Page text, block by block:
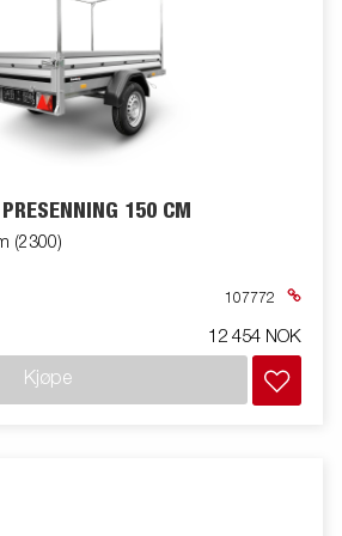
150 CM
(2300)
107772
12 454 NOK
Kjøpe